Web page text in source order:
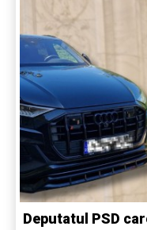
Deputatul PSD